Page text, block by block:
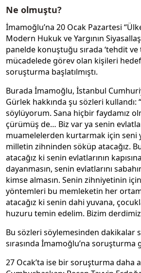
Ne olmuştu?
İmamoğlu’na 20 Ocak Pazartesi
Modern Hukuk ve Yargının
panelde konuştuğu sırada ‘tehdit
mücadelede görev olan kişileri
soruşturma başlatılmıştı.
Burada İmamoğlu, İstanbul
Gürlek hakkında şu sözleri kullandı:
söylüyorum. Sana hiçbir faydamız
çürümüş de… Biz var ya senin
muamelelerden kurtarmak için seni
milletin zihninden söküp atacağız.
atacağız ki senin evlatlarının
dayanmasın, senin evlatlarını
kimse almasın. Senin zihniyetinin
yöntemleri bu memleketin her
atacağız ki senin dahi yuvana,
huzuru temin edelim. Bizim
Bu sözleri söylemesinden dakikalar
sırasında İmamoğlu’na soruşturma
27 Ocak’ta ise bir soruşturma daha